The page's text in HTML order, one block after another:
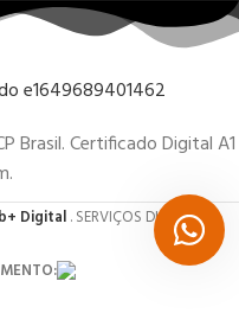
Brasil. Certificado Digital A1
Digital. SERVIÇOS DIGITAIS.